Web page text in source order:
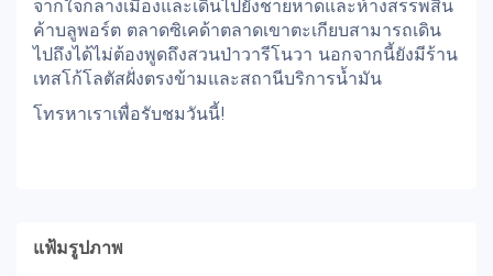
จากใจกลางเมืองและเดินไปยังชายหาดและห้างสรรพสิน
ค้าบลูพอร์ต ตลาดซิเคด้าตลาดเขาตะเกียบสามารถเดิน
ไปถึงได้ไม่ต้องพูดถึงสวนป่าวารีโนวา นอกจากนี้ยังมีร้าน
เทสโก้โลตัสฝั่งตรงข้ามและสถานีบริการน้ำมัน
โทรหาเราเพื่อรับชมวันนี้!
แฟ้มรูปภาพ